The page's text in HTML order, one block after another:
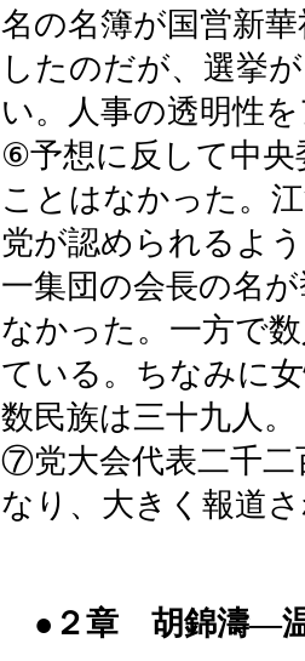
名の名簿が国営新
したのだが、選挙
い。人事の透明性
⑥予想に反して中央
ことはなかった。
党が認められるよ
一集団の会長の名
なかった。一方で
ている。ちなみに
数民族は三十九人。
⑦党大会代表二千二
なり、大きく報道
●２章 胡錦濤―